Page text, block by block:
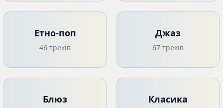
Етно-поп
46 треків
Джаз
67 треків
Блюз Класика